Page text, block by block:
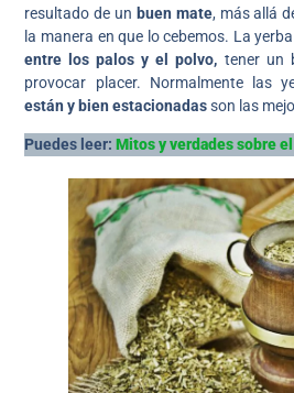
resultado de un buen mate, más allá
la manera en que lo cebemos. La
entre los palos y el polvo, tener un
provocar placer. Normalmente las
están y bien estacionadasson las
Puedes leer:Mitos y verdades sobre